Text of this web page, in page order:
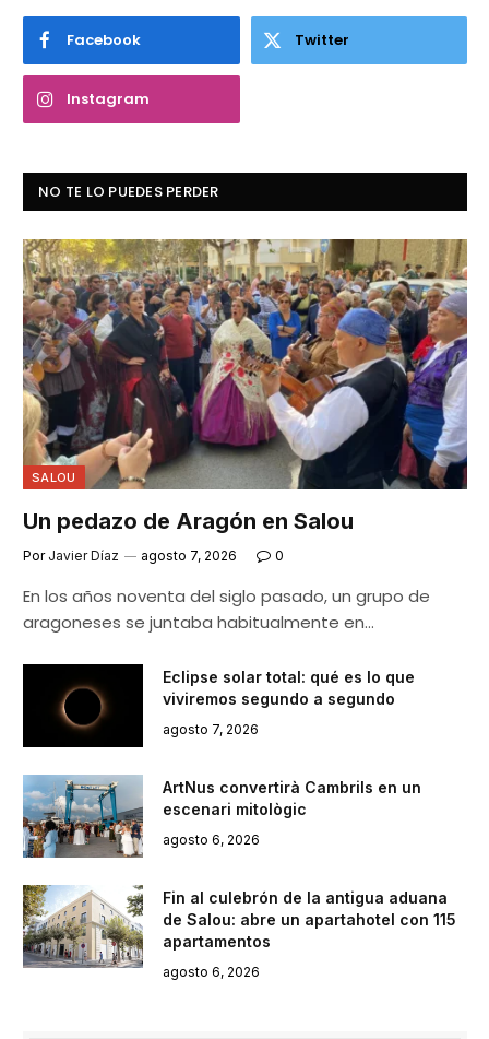
Facebook Twitter
Instagram
NO TE LO PUEDES PERDER
SALOU
Un pedazo de Aragón en Salou
Por Javier Díaz agosto 7, 2026 0
En los años noventa del siglo pasado, un grupo de
aragoneses se juntaba habitualmente en…
Eclipse solar total: qué es lo que
viviremos segundo a segundo
agosto 7, 2026
ArtNus convertirà Cambrils en un
escenari mitològic
agosto 6, 2026
Fin al culebrón de la antigua aduana
de Salou: abre un apartahotel con 115
apartamentos
agosto 6, 2026